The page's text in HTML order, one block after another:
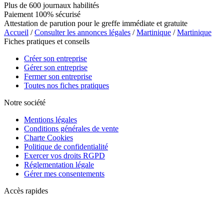
Plus de 600 journaux habilités
Paiement 100% sécurisé
Attestation de parution pour le greffe immédiate et gratuite
Accueil /Consulter les annonces légales /Martinique /Martinique
Fiches pratiques et conseils
Créer son entreprise
Gérer son entreprise
Fermer son entreprise
Toutes nos fiches pratiques
Notre société
Mentions légales
Conditions générales de vente
Charte Cookies
Politique de confidentialité
Exercer vos droits RGPD
Réglementation légale
Gérer mes consentements
Accès rapides